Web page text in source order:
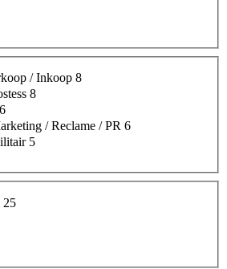
/ Inkoop 8
8
6
/ Reclame / PR 6
5
25